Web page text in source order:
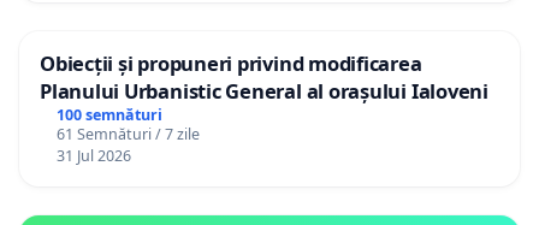
Obiecții și propuneri privind modificarea
Planului Urbanistic General al orașului Ialoveni
100 semnături
61 Semnături / 7 zile
31 Jul 2026